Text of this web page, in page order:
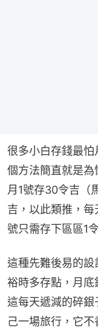
很多小白存錢最
個方法簡直就是
月1號存30令吉（
吉，以此類推，
號只需存下區區1
這種先難後易的
裕時多存點，月
這每天遞減的碎
己一場旅行，它不